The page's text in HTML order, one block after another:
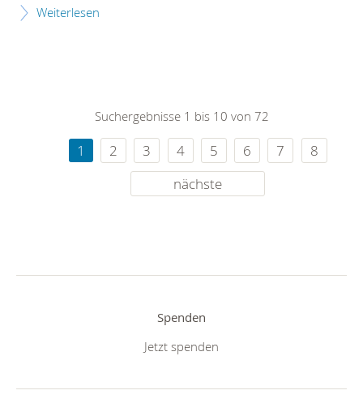
Weiterlesen
Suchergebnisse 1 bis 10 von 72
1 2 3 4 5 6 7
8
nächste
Spenden
Jetzt spenden